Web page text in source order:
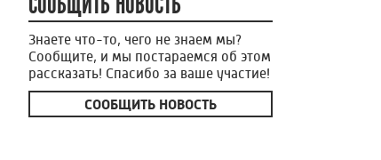
Знаете что-то, чего не знаем мы?
Сообщите, и мы постараемся об этом
рассказать! Спасибо за ваше участие!
СООБЩИТЬ НОВОСТЬ